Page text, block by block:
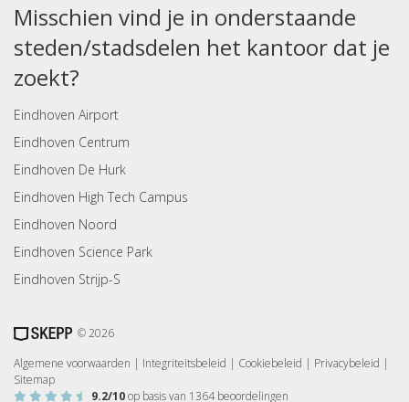
Misschien vind je in onderstaande
steden/stadsdelen het kantoor dat je
zoekt?
Eindhoven Airport
Eindhoven Centrum
Eindhoven De Hurk
Eindhoven High Tech Campus
Eindhoven Noord
Eindhoven Science Park
Eindhoven Strijp-S
© 2026
Algemene voorwaarden | Integriteitsbeleid | Cookiebeleid | Privacybeleid |
Sitemap
9.2/10op basis van 1364beoordelingen